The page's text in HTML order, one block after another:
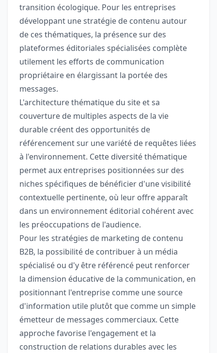
transition écologique. Pour les entreprises
développant une stratégie de contenu autour
de ces thématiques, la présence sur des
plateformes éditoriales spécialisées complète
utilement les efforts de communication
propriétaire en élargissant la portée des
messages.
L'architecture thématique du site et sa
couverture de multiples aspects de la vie
durable créent des opportunités de
référencement sur une variété de requêtes liées
à l'environnement. Cette diversité thématique
permet aux entreprises positionnées sur des
niches spécifiques de bénéficier d'une visibilité
contextuelle pertinente, où leur offre apparaît
dans un environnement éditorial cohérent avec
les préoccupations de l'audience.
Pour les stratégies de marketing de contenu
B2B, la possibilité de contribuer à un média
spécialisé ou d'y être référencé peut renforcer
la dimension éducative de la communication, en
positionnant l'entreprise comme une source
d'information utile plutôt que comme un simple
émetteur de messages commerciaux. Cette
approche favorise l'engagement et la
construction de relations durables avec les